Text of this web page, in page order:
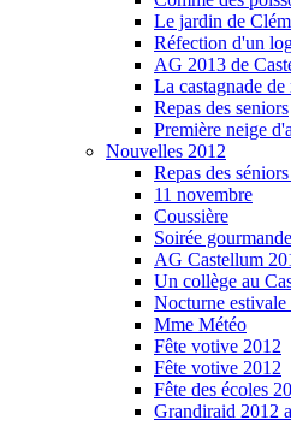
Le jardin de
Réfection d'un
AG 2013 de
La castagnade
Repas des seniors
Première neige
Nouvelles 2012
Repas des
11 novembre
Coussière
Soirée
AG Castellum
Un collège au
Nocturne estivale
Mme Météo
Fête votive 2012
Fête votive 2012
Fête des écoles
Grandiraid 2012